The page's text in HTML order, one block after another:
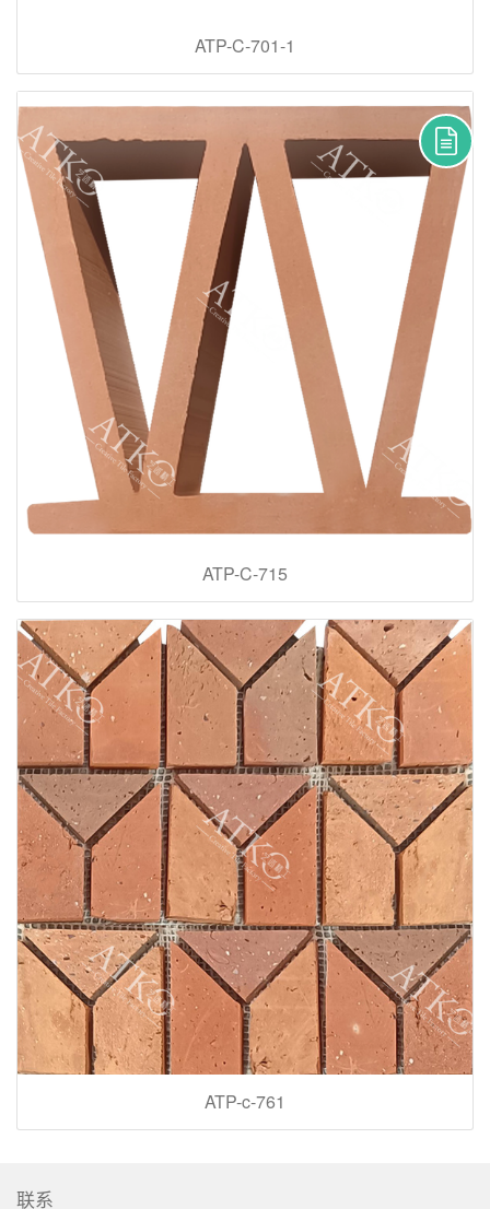
ATP-C-701-1
ATP-C-715
ATP-c-761
联系